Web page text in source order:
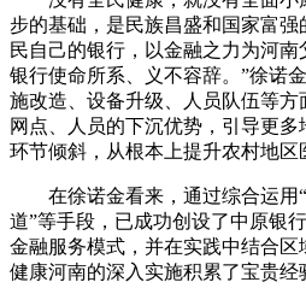
步的基础，是民族昌盛和国家富强
民自己的银行，以金融之力为河
银行使命所系、义不容辞。”徐诺
施改造、设备升级、人员队伍等
网点、人员的下沉优势，引导更
环节倾斜，从根本上提升农村地区
在徐诺金看来，通过综合运用“
道”等手段，已成功创设了中原银
金融服务模式，并在实践中结合
健康河南的深入实施积累了宝贵经